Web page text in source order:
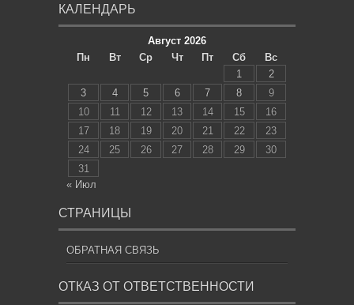
КАЛЕНДАРЬ
Август 2026
Пн
Вт Ср Чт Пт Сб
Вс
1
2
3
4 5 6 7 8
9
10
11 12 13 14 15
16
17
18 19 20 21 22
23
24
25 26 27 28 29
30
31
« Июл
СТРАНИЦЫ
ОБРАТНАЯ СВЯЗЬ
ОТКАЗ ОТ ОТВЕТСТВЕННОСТИ